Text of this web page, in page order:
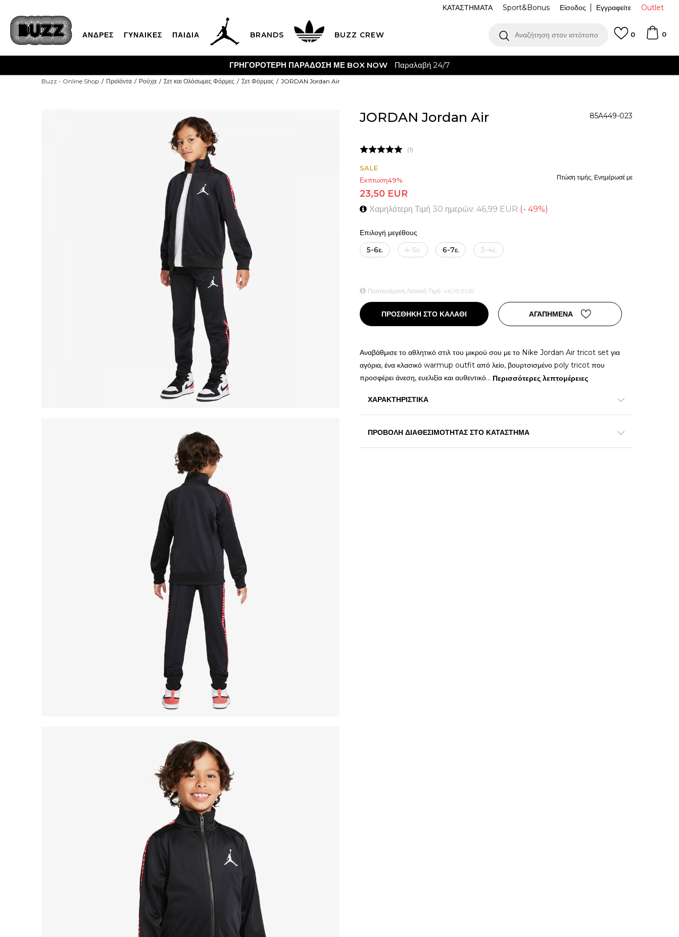
Outlet
Είσοδος Εγγραφείτε
ΚΑΤΑΣΤΗΜΑΤΑ Sport&Bonus
ΑΝΔΡΕΣ ΓΥΝΑΙΚΕΣ ΠΑΙΔΙΑ BRANDS BUZZ CREW Αναζήτηση στον ιστότοπο 0
0
ΓΡΗΓΟΡΟΤΕΡΗ ΠΑΡΑΔΟΣΗ ΜΕ BOX NOW Παραλαβή 24/7
Buzz - Online Shop Προϊόντα Ρούχα Σετ και Ολόσωμες Φόρμες Σετ Φόρμας JORDAN Jordan Air
JORDAN Jordan Air 85A449-023
1
SALE
Εκπτωση49%
23,50 EUR
Χαμηλότερη Τιμή 30 ημερών: 46,99 EUR (- 49%)
Πτώση τιμής; Ενημέρωσέ με
Επιλογή μεγέθους
5-6ε.
4-5ε. 6-7ε. 3-4ε.
Προτεινόμενη Λιανική Τιμή: 46,99 EUR
ΠΡΟΣΘΗΚΗ ΣΤΟ ΚΑΛΑΘΙ ΑΓΑΠΗΜΕΝΑ
Αναβάθμισε το αθλητικό στιλ του μικρού σου με το Nike Jordan Air tricot set για
αγόρια, ένα κλασικό warmup outfit από λείο, βουρτσισμένο poly tricot που
προσφέρει άνεση, ευελιξία και αυθεντικό... Περισσότερες λεπτομέρειες
ΧΑΡΑΚΤΗΡΙΣΤΙΚΑ
ΠΡΟΒΟΛΗ ΔΙΑΘΕΣΙΜΟΤΗΤΑΣ ΣΤΟ ΚΑΤΑΣΤΗΜΑ